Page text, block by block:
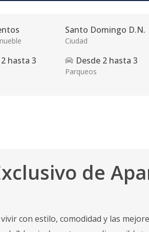
Santo Domingo D.N.
Ciudad
2hasta 3 Desde 2 hasta 3
Parqueos
de
con estilo, comodidad y las